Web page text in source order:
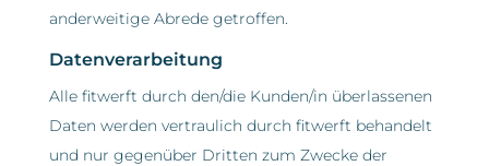
anderweitige Abrede getroffen.
Datenverarbeitung
Alle fitwerft durch den/die Kunden/in überlassenen
Daten werden vertraulich durch fitwerft behandelt
und nur gegenüber Dritten zum Zwecke der